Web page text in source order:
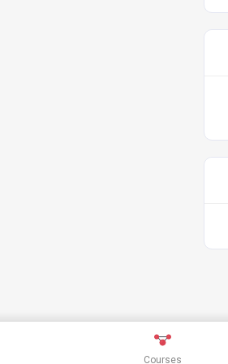
Courses